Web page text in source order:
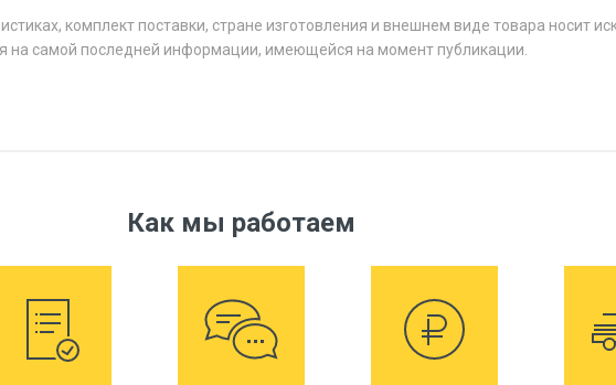
комплект поставки, стране изготовления и внешнем виде товара носит
на самой последней информации, имеющейся на момент публикации.
Как мы работаем